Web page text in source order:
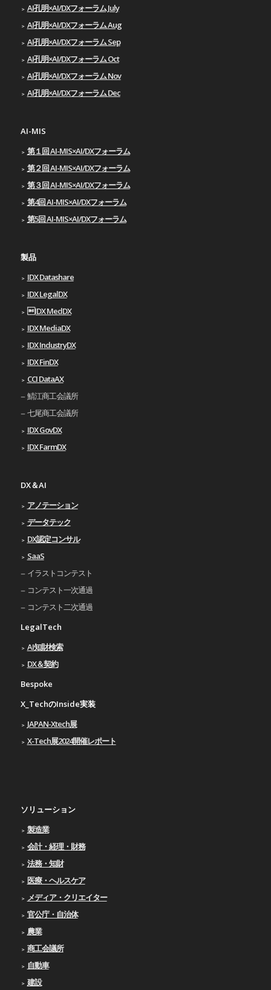
AI孔明×AI/DXフォーラム July
AI孔明×AI/DXフォーラム Aug
AI孔明×AI/DXフォーラム Sep
AI孔明×AI/DXフォーラム Oct
AI孔明×AI/DXフォーラム Nov
AI孔明×AI/DXフォーラム Dec
AI-MIS
第１回 AI-MIS×AI/DXフォーラム
第２回 AI-MIS×AI/DXフォーラム
第３回 AI-MIS×AI/DXフォーラム
第4回 AI-MIS×AI/DXフォーラム
第5回 AI-MIS×AI/DXフォーラム
製品
IDX Datashare
IDX LegalDX
IDX MedDX
IDX MediaDX
IDX IndustryDX
IDX FinDX
CCI DataAX
鯖江商工会議所
七尾商工会議所
IDX GovDX
IDX FarmDX
DX＆AI
アノテーション
データテック
DX認定コンサル
SaaS
イラストコンテスト
コンテスト一次通過
コンテスト二次通過
LegalTech
AI知財検索
DX＆契約
Bespoke
X_TechのInside実装
JAPAN-Xtech展
X-Tech展2024開催レポート
ソリューション
製造業
会計・経理・財務
法務・知財
医療・ヘルスケア
メディア・クリエイター
官公庁・自治体
農業
商工会議所
自動車
建設